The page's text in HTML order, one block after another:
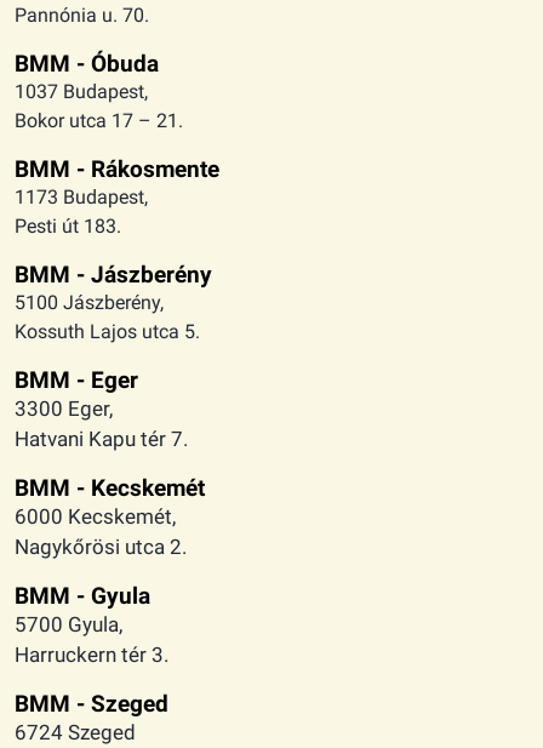
Pannónia u. 70.
BMM - Óbuda
1037 Budapest,
Bokor utca 17 – 21.
BMM - Rákosmente
1173 Budapest,
Pesti út 183.
BMM - Jászberény
5100 Jászberény,
Kossuth Lajos utca 5.
BMM - Eger
3300 Eger,
Hatvani Kapu tér 7.
BMM - Kecskemét
6000 Kecskemét,
Nagykőrösi utca 2.
BMM - Gyula
5700 Gyula,
Harruckern tér 3.
BMM - Szeged
6724 Szeged